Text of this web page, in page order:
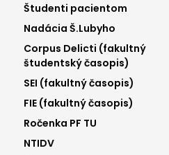
Footer
menu
2
Študenti pacientom
Nadácia Š.Lubyho
Corpus Delicti (fakultný
študentský časopis)
SEI (fakultný časopis)
FIE (fakultný časopis)
Ročenka PF TU
NTIDV